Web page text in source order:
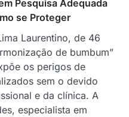
Pesquisa Adequada
se Proteger
Laurentino, de 46
de bumbum”
os perigos de
sem o devido
e da clínica. A
especialista em